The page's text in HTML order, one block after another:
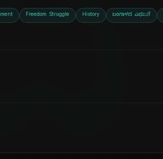
Freedom Struggle History ಬಂಗಾಳದ ವಿಭಜನೆ